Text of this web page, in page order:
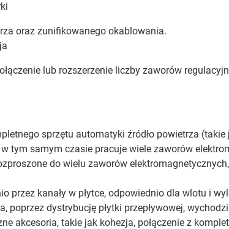
oraz zunifikowanego okablowania.
lub rozszerzenie liczby zaworów
sprzętu automatyki źródło powietrza
tym samym czasie pracuje wiele zaworów
do wielu zaworów
przez kanały w płytce, odpowiednio dla wlotu i
poprzez dystrybucję płytki przepływowej,
akcesoria, takie jak kohezja, połączenie z